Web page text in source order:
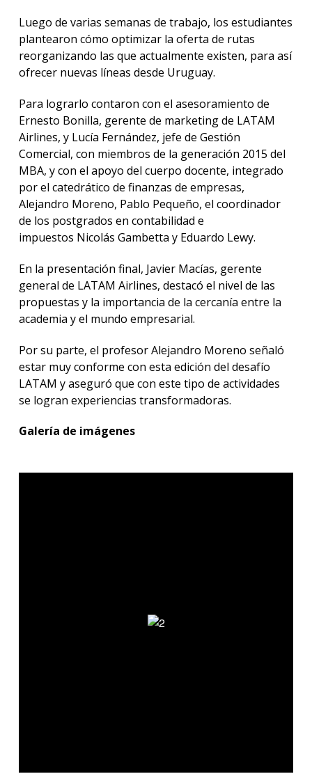
Luego de varias semanas de trabajo, los estudiantes
plantearon cómo optimizar la oferta de rutas
reorganizando las que actualmente existen, para así
ofrecer nuevas líneas desde Uruguay.
Para lograrlo contaron con el asesoramiento de
Ernesto Bonilla, gerente de marketing de LATAM
Airlines, y Lucía Fernández, jefe de Gestión
Comercial, con miembros de la generación 2015 del
MBA, y con el apoyo del cuerpo docente, integrado
por el catedrático de finanzas de empresas,
Alejandro Moreno, Pablo Pequeño, el coordinador
de los postgrados en contabilidad e
impuestos Nicolás Gambetta y Eduardo Lewy.
En la presentación final, Javier Macías, gerente
general de LATAM Airlines, destacó el nivel de las
propuestas y la importancia de la cercanía entre la
academia y el mundo empresarial.
Por su parte, el profesor Alejandro Moreno señaló
estar muy conforme con esta edición del desafío
LATAM y aseguró que con este tipo de actividades
se logran experiencias transformadoras.
Galería de imágenes